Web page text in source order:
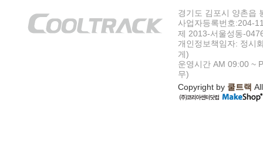
경기도 김포시 양촌읍
사업자등록번호:204-
제 2013-서울성동-
개인정보책임자: 정시
게)
운영시간 AM 09:00 ~
무)
Copyright by 쿨트랙